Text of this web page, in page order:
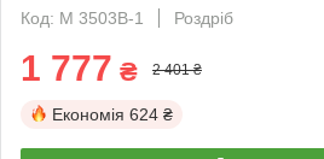
Код: M 3503B-1
Роздріб
1 777 ₴ 2 401 ₴
Економія 624 ₴